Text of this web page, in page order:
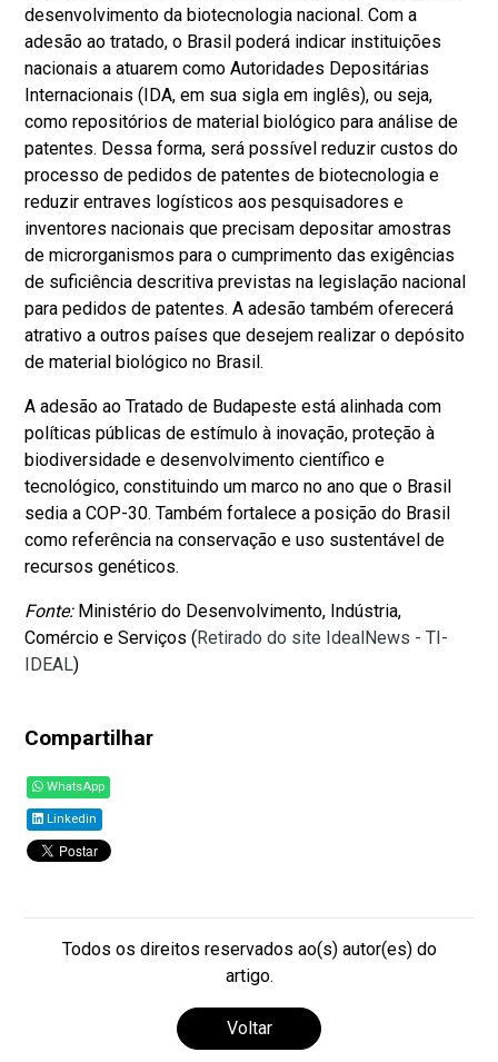
desenvolvimento da biotecnologia nacional. Com a
adesão ao tratado, o Brasil poderá indicar instituições
nacionais a atuarem como Autoridades Depositárias
Internacionais (IDA, em sua sigla em inglês), ou seja,
como repositórios de material biológico para análise de
patentes. Dessa forma, será possível reduzir custos do
processo de pedidos de patentes de biotecnologia e
reduzir entraves logísticos aos pesquisadores e
inventores nacionais que precisam depositar amostras
de microrganismos para o cumprimento das exigências
de suficiência descritiva previstas na legislação nacional
para pedidos de patentes. A adesão também oferecerá
atrativo a outros países que desejem realizar o depósito
de material biológico no Brasil.
A adesão ao Tratado de Budapeste está alinhada com
políticas públicas de estímulo à inovação, proteção à
biodiversidade e desenvolvimento científico e
tecnológico, constituindo um marco no ano que o Brasil
sedia a COP-30. Também fortalece a posição do Brasil
como referência na conservação e uso sustentável de
recursos genéticos.
Fonte:Ministério do Desenvolvimento, Indústria,
Comércio e Serviços (Retirado do site IdealNews - TI-
IDEAL)
Compartilhar
WhatsApp
Linkedin
Todos os direitos reservados ao(s) autor(es) do
artigo.
Voltar